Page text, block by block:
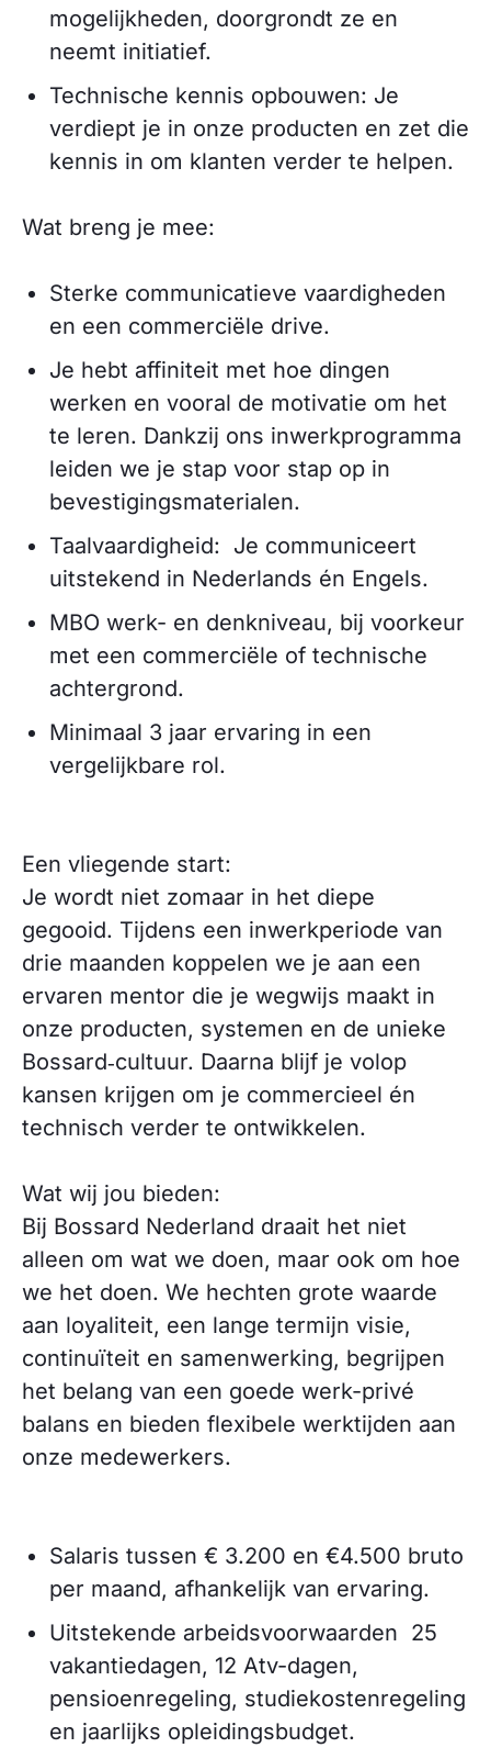
mogelijkheden, doorgrondt ze en
neemt initiatief.
Technische kennis opbouwen: Je
verdiept je in onze producten en zet die
kennis in om klanten verder te helpen.
Wat breng je mee:
Sterke communicatieve vaardigheden
en een commerciële drive.
Je hebt affiniteit met hoe dingen
werken en vooral de motivatie om het
te leren. Dankzij ons inwerkprogramma
leiden we je stap voor stap op in
bevestigingsmaterialen.
Taalvaardigheid: Je communiceert
uitstekend in Nederlands én Engels.
MBO werk- en denkniveau, bij voorkeur
met een commerciële of technische
achtergrond.
Minimaal 3 jaar ervaring in een
vergelijkbare rol.
Een vliegende start:
Je wordt niet zomaar in het diepe
gegooid. Tijdens een inwerkperiode van
drie maanden koppelen we je aan een
ervaren mentor die je wegwijs maakt in
onze producten, systemen en de unieke
Bossard‑cultuur. Daarna blijf je volop
kansen krijgen om je commercieel én
technisch verder te ontwikkelen.
Wat wij jou bieden:
Bij Bossard Nederland draait het niet
alleen om wat we doen, maar ook om hoe
we het doen. We hechten grote waarde
aan loyaliteit, een lange termijn visie,
continuïteit en samenwerking, begrijpen
het belang van een goede werk-privé
balans en bieden flexibele werktijden aan
onze medewerkers.
Salaris tussen € 3.200 en €4.500 bruto
per maand, afhankelijk van ervaring.
Uitstekende arbeidsvoorwaarden 25
vakantiedagen, 12 Atv-dagen,
pensioenregeling, studiekostenregeling
en jaarlijks opleidingsbudget.